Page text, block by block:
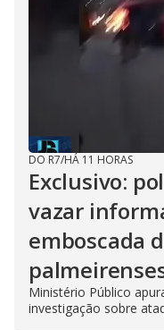
DO R7/HÁ 11 HORAS
Exclusivo:
vazar
emboscada
Ministério Público
investigação sobre